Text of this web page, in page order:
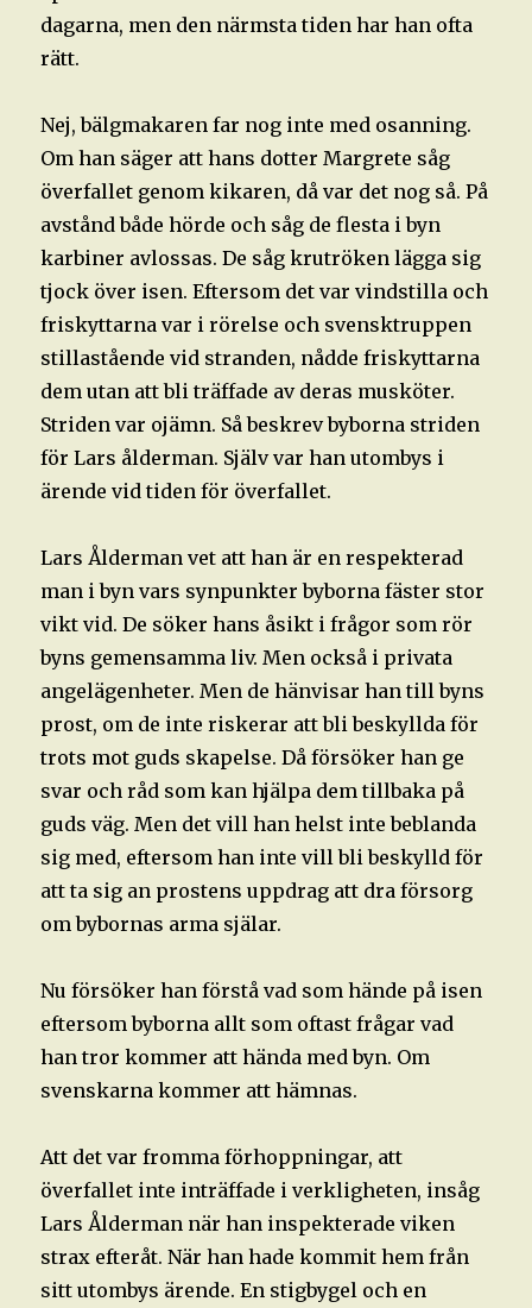
dagarna, men den närmsta tiden har han ofta
rätt.
Nej, bälgmakaren far nog inte med osanning.
Om han säger att hans dotter Margrete såg
överfallet genom kikaren, då var det nog så. På
avstånd både hörde och såg de flesta i byn
karbiner avlossas. De såg krutröken lägga sig
tjock över isen. Eftersom det var vindstilla och
friskyttarna var i rörelse och svensktruppen
stillastående vid stranden, nådde friskyttarna
dem utan att bli träffade av deras musköter.
Striden var ojämn. Så beskrev byborna striden
för Lars ålderman. Själv var han utombys i
ärende vid tiden för överfallet.
Lars Ålderman vet att han är en respekterad
man i byn vars synpunkter byborna fäster stor
vikt vid. De söker hans åsikt i frågor som rör
byns gemensamma liv. Men också i privata
angelägenheter. Men de hänvisar han till byns
prost, om de inte riskerar att bli beskyllda för
trots mot guds skapelse. Då försöker han ge
svar och råd som kan hjälpa dem tillbaka på
guds väg. Men det vill han helst inte beblanda
sig med, eftersom han inte vill bli beskylld för
att ta sig an prostens uppdrag att dra försorg
om bybornas arma själar.
Nu försöker han förstå vad som hände på isen
eftersom byborna allt som oftast frågar vad
han tror kommer att hända med byn. Om
svenskarna kommer att hämnas.
Att det var fromma förhoppningar, att
överfallet inte inträffade i verkligheten, insåg
Lars Ålderman när han inspekterade viken
strax efteråt. När han hade kommit hem från
sitt utombys ärende. En stigbygel och en